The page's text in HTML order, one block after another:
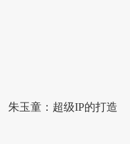
朱玉童：超级IP的打造